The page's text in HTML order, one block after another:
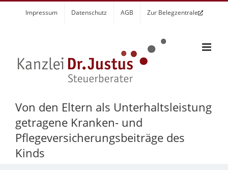
Impressum Datenschutz AGB Zur Belegzentrale
Von den Eltern als Unterhaltsleistung
getragene Kranken- und
Pflegeversicherungsbeiträge des
Kinds